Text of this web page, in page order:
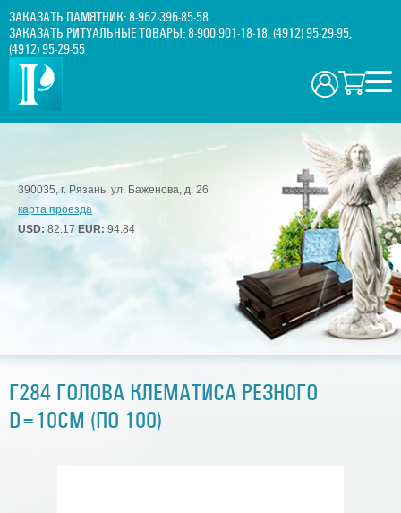
ЗАКАЗАТЬ ПАМЯТНИК:8-962-396-85-58
ЗАКАЗАТЬ РИТУАЛЬНЫЕ ТОВАРЫ:8-900-901-18-18,(4912) 95-29-95,
(4912) 95-29-55
390035, г. Рязань, ул. Баженова, д. 26
карта проезда
USD: 82.17 EUR: 94.84
Г284 ГОЛОВА КЛЕМАТИСА РЕЗНОГО
D=10СМ (ПО 100)